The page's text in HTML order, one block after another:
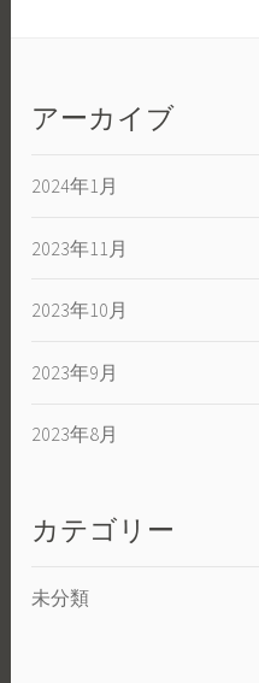
アーカイブ
2024年1月
2023年11月
2023年10月
2023年9月
2023年8月
カテゴリー
未分類